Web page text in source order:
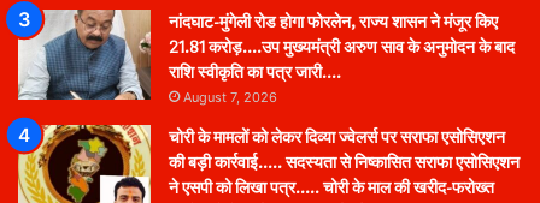
नांदघाट-मुंगेली रोड होगा फोरलेन, राज्य शासन ने मंजूर किए
21.81 करोड़….उप मुख्यमंत्री अरुण साव के अनुमोदन के बाद
राशि स्वीकृति का पत्र जारी….
August 7, 2026
चोरी के मामलों को लेकर दिव्या ज्वेलर्स पर सराफा एसोसिएशन
की बड़ी कार्रवाई….. सदस्यता से निष्कासित सराफा एसोसिएशन
ने एसपी को लिखा पत्र….. चोरी के माल की खरीद-फरोख्त